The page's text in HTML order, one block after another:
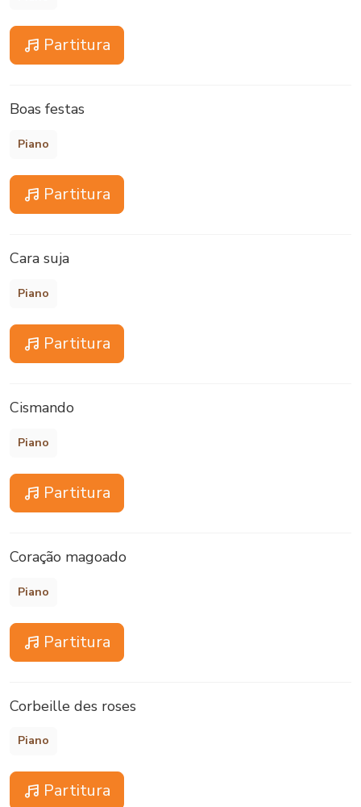
Partitura
Boas festas
Piano
Partitura
Cara suja
Piano
Partitura
Cismando
Piano
Partitura
Coração magoado
Piano
Partitura
Corbeille des roses
Piano
Partitura